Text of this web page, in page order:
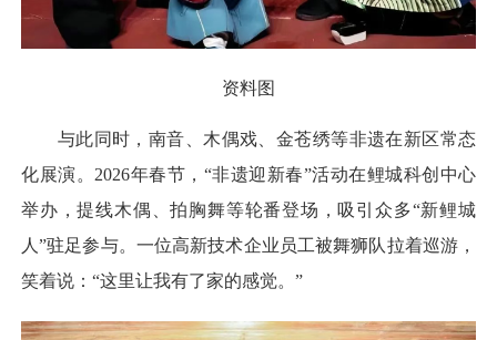
资料图
与此同时，南音、木偶戏、金苍绣等非遗在新区常态
化展演。2026年春节，“非遗迎新春”活动在鲤城科创中心
举办，提线木偶、拍胸舞等轮番登场，吸引众多“新鲤城
人”驻足参与。一位高新技术企业员工被舞狮队拉着巡游，
笑着说：“这里让我有了家的感觉。”